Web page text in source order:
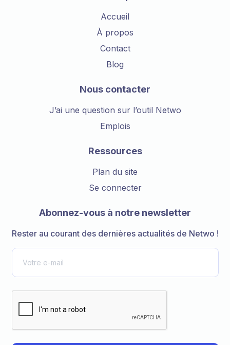
Accueil
À propos
Contact
Blog
Nous contacter
J’ai une question sur l’outil Netwo
Emplois
Ressources
Plan du site
Se connecter
Abonnez-vous à notre newsletter
Rester au courant des dernières actualités de Netwo !